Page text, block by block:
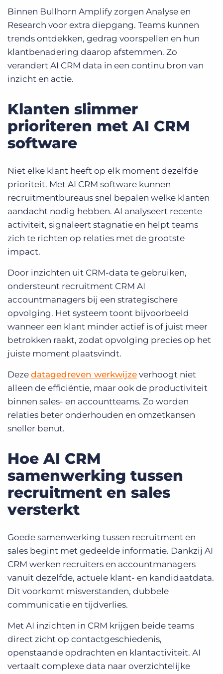
Binnen Bullhorn Amplify zorgen Analyse en
Research voor extra diepgang. Teams kunnen
trends ontdekken, gedrag voorspellen en hun
klantbenadering daarop afstemmen. Zo
verandert AI CRM data in een continu bron van
inzicht en actie.
Klanten slimmer
prioriteren met AI CRM
software
Niet elke klant heeft op elk moment dezelfde
prioriteit. Met AI CRM software kunnen
recruitmentbureaus snel bepalen welke klanten
aandacht nodig hebben. AI analyseert recente
activiteit, signaleert stagnatie en helpt teams
zich te richten op relaties met de grootste
impact.
Door inzichten uit CRM-data te gebruiken,
ondersteunt recruitment CRM AI
accountmanagers bij een strategischere
opvolging. Het systeem toont bijvoorbeeld
wanneer een klant minder actief is of juist meer
betrokken raakt, zodat opvolging precies op het
juiste moment plaatsvindt.
Deze datagedreven werkwijze verhoogt niet
alleen de efficiëntie, maar ook de productiviteit
binnen sales- en accountteams. Zo worden
relaties beter onderhouden en omzetkansen
sneller benut.
Hoe AI CRM
samenwerking tussen
recruitment en sales
versterkt
Goede samenwerking tussen recruitment en
sales begint met gedeelde informatie. Dankzij AI
CRM werken recruiters en accountmanagers
vanuit dezelfde, actuele klant- en kandidaatdata.
Dit voorkomt misverstanden, dubbele
communicatie en tijdverlies.
Met AI inzichten in CRM krijgen beide teams
direct zicht op contactgeschiedenis,
openstaande opdrachten en klantactiviteit. AI
vertaalt complexe data naar overzichtelijke